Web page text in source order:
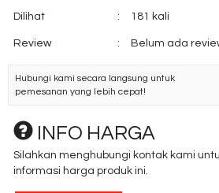
Dilihat : 181 kali
Review : Belum ada
Hubungi kami secara langsung untuk
pemesanan yang lebih cepat!
INFO HARGA
Silahkan menghubungi kontak kami
informasi harga produk ini.